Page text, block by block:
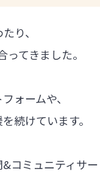
り、
てきました。
ォームや、
続けています。
コミュニティサ